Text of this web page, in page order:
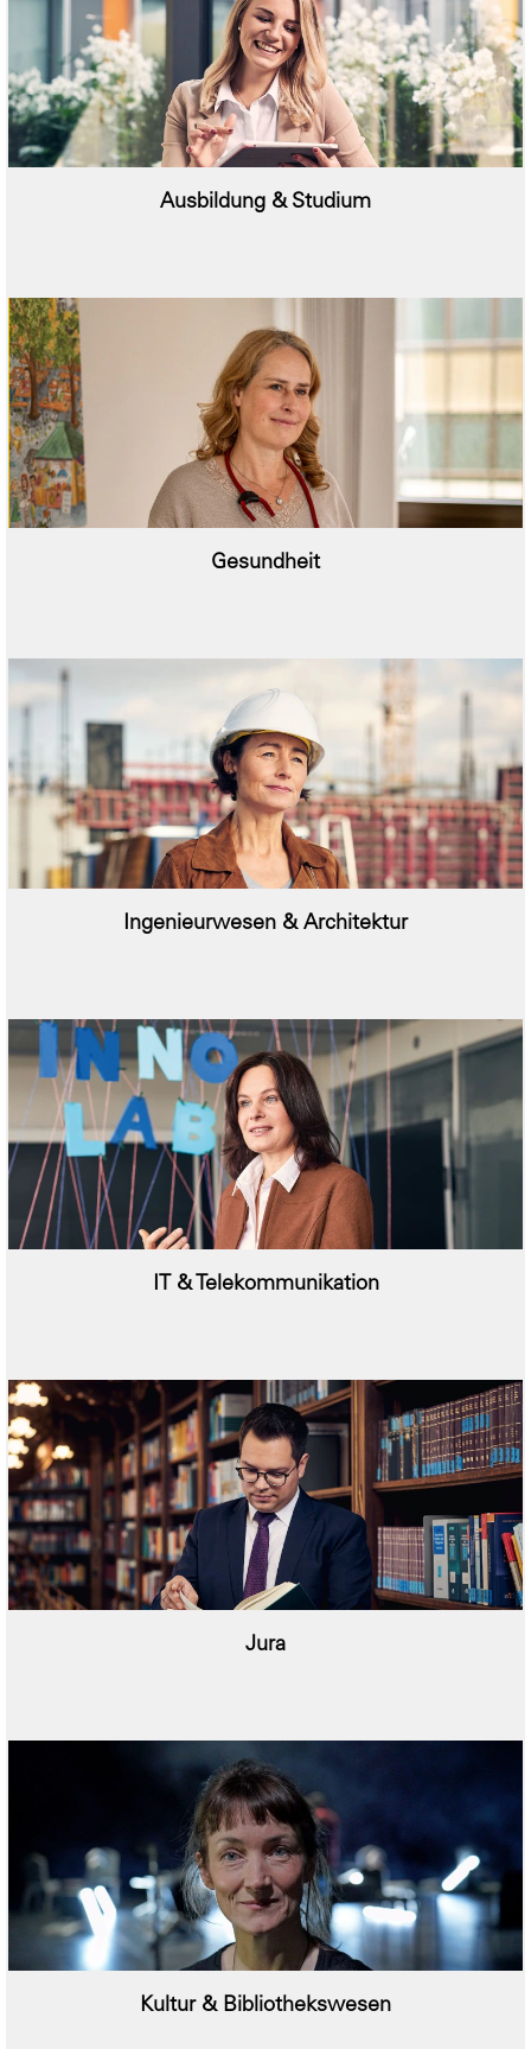
Ausbildung & Studium
Gesundheit
Ingenieurwesen & Architektur
IT & Telekommunikation
Jura
Kultur & Bibliothekswesen